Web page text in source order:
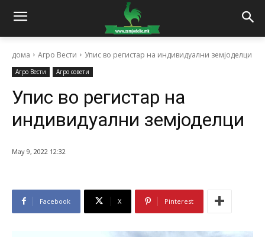
дома Агро Вести Упис во регистар на индивидуални земјоделци
Агро Вести Агро совети
Упис во регистар на
индивидуални земјоделци
May 9, 2022 12:32
Facebook X Pinterest